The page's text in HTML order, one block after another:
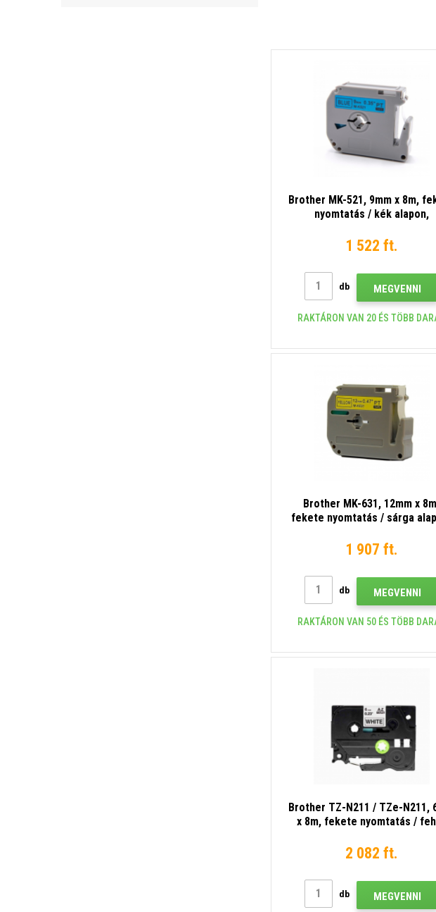
Brother MK-521, 9mm x 8m,
nyomtatás / kék alapon,
1 522 ft.
db MEGVENNI
RAKTÁRON VAN 20 ÉS TÖBB
Brother MK-631, 12mm x
fekete nyomtatás / sárga
1 907 ft.
db MEGVENNI
RAKTÁRON VAN 50 ÉS TÖBB
Brother TZ-N211 / TZe-N211,
x 8m, fekete nyomtatás /
szalag
2 082 ft.
db MEGVENNI